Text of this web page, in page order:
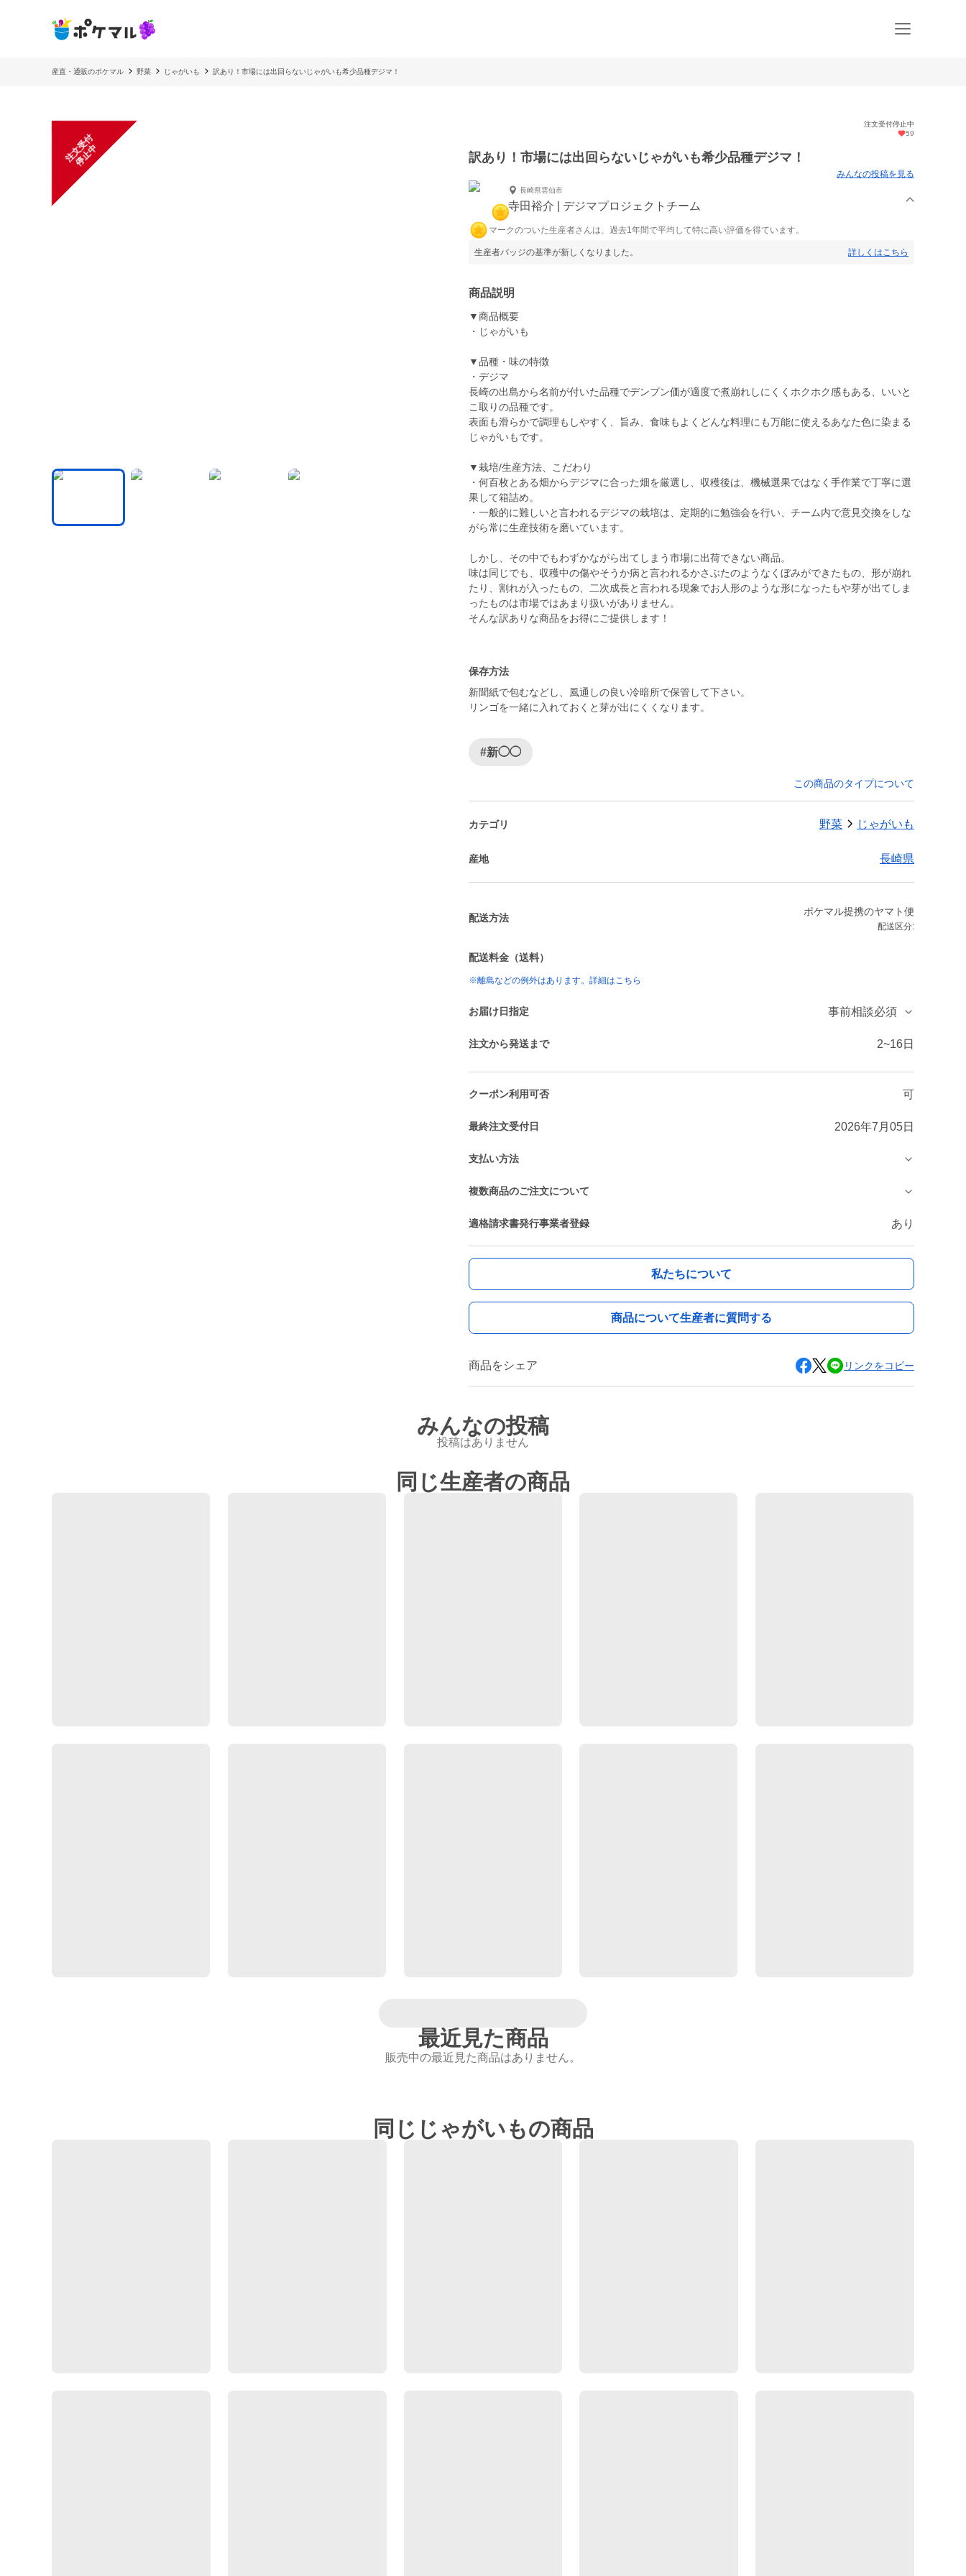
産直・通販のポケマル 野菜 じゃがいも 訳あり！市場には出回らないじゃがいも希少品種デジマ！
注
文
受
付
停
止
中
注文受付停止中
59
訳あり！市場には出回らないじゃがいも希少品種デジマ！
みんなの投稿を見る
長崎県雲仙市
寺田裕介 | デジマプロジェクトチーム
マークのついた生産者さんは、過去1年間で平均して特に高い評価を得ています。
生産者バッジの基準が新しくなりました。 詳しくはこちら
商品説明
▼商品概要
・じゃがいも
▼品種・味の特徴
・デジマ
長崎の出島から名前が付いた品種でデンプン価が適度で煮崩れしにくくホクホク感もある、いいと
こ取りの品種です。
表面も滑らかで調理もしやすく、旨み、食味もよくどんな料理にも万能に使えるあなた色に染まる
じゃがいもです。
▼栽培/生産方法、こだわり
・何百枚とある畑からデジマに合った畑を厳選し、収穫後は、機械選果ではなく手作業で丁寧に選
果して箱詰め。
・一般的に難しいと言われるデジマの栽培は、定期的に勉強会を行い、チーム内で意見交換をしな
がら常に生産技術を磨いています。
しかし、その中でもわずかながら出てしまう市場に出荷できない商品。
味は同じでも、収穫中の傷やそうか病と言われるかさぶたのようなくぼみができたもの、形が崩れ
たり、割れが入ったもの、二次成長と言われる現象でお人形のような形になったもや芽が出てしま
ったものは市場ではあまり扱いがありません。
そんな訳ありな商品をお得にご提供します！
保存方法
新聞紙で包むなどし、風通しの良い冷暗所で保管して下さい。
リンゴを一緒に入れておくと芽が出にくくなります。
#新◯◯
この商品のタイプについて
カテゴリ 野菜 じゃがいも
産地 長崎県
配送方法
ポケマル提携のヤマト便
配送区分:
配送料金（送料）
※離島などの例外はあります。詳細はこちら
お届け日指定 事前相談必須
注文から発送まで 2~16日
クーポン利用可否 可
最終注文受付日 2026年7月05日
支払い方法
複数商品のご注文について
適格請求書発行事業者登録 あり
私たちについて
商品について生産者に質問する
商品をシェア リンクをコピー
みんなの投稿
投稿はありません
同じ生産者の商品
最近見た商品
販売中の最近見た商品はありません。
同じじゃがいもの商品